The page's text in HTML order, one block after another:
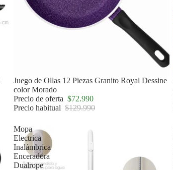
Oferta
Juego de Ollas 12 Piezas Granito Royal Dessine
color Morado
Precio de oferta $72.990
Precio habitual $129.990
Mopa
Electrica
Inalámbrica
Enceradora
Dualrope